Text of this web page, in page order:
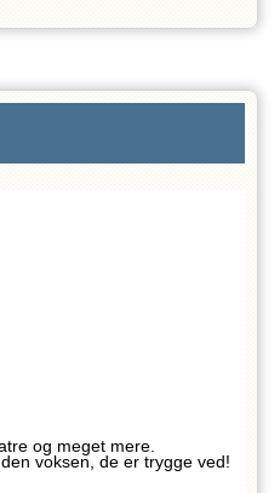
og meget mere.
voksen, de er trygge ved!